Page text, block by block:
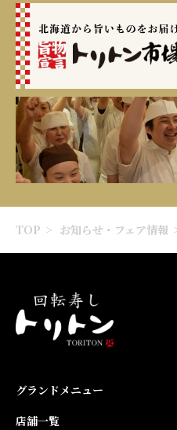
TOP お知らせ・フェア情報
グランドメニュー
店舗一覧